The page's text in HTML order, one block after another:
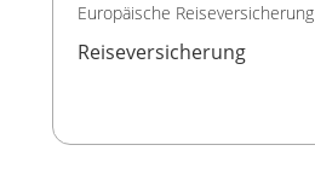
Europäische Reiseversicherung
Reiseversicherung